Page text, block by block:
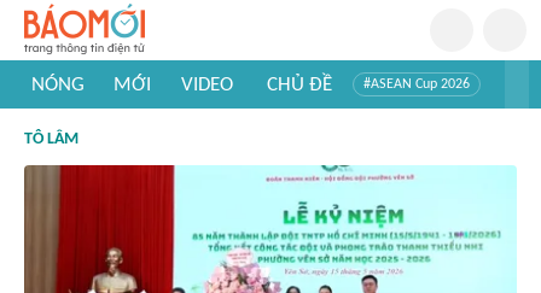
NÓNG MỚI VIDEO CHỦ ĐỀ #ASEAN Cup 2026
#Khám phá Việt Nam
TÔ LÂM